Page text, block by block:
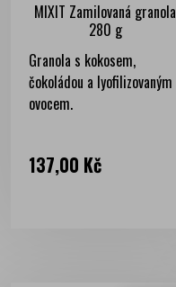
MIXIT Zamilovaná granola
280 g
Granola s kokosem,
čokoládou a lyofilizovaným
ovocem.
Cena
137,00 Kč